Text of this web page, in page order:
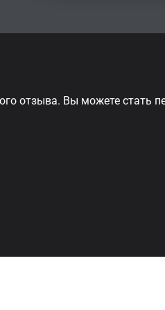
отзыва. Вы можете стать